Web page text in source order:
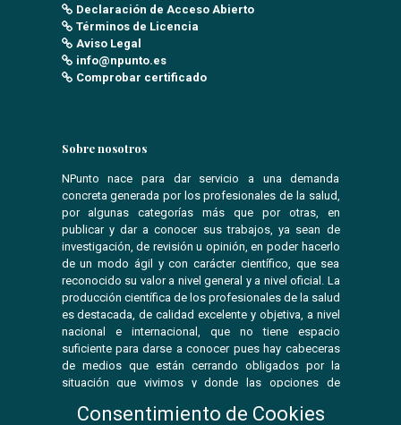
Declaración de Acceso Abierto
Términos de Licencia
Aviso Legal
info@npunto.es
Comprobar certificado
Sobre nosotros
NPunto nace para dar servicio a una demanda
concreta generada por los profesionales de la salud,
por algunas categorías más que por otras, en
publicar y dar a conocer sus trabajos, ya sean de
investigación, de revisión u opinión, en poder hacerlo
de un modo ágil y con carácter científico, que sea
reconocido su valor a nivel general y a nivel oficial. La
producción científica de los profesionales de la salud
es destacada, de calidad excelente y objetiva, a nivel
nacional e internacional, que no tiene espacio
suficiente para darse a conocer pues hay cabeceras
de medios que están cerrando obligados por la
situación que vivimos y donde las opciones de
Consentimiento de Cookies